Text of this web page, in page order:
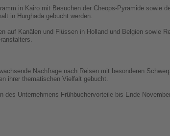
in Kairo mit Besuchen der Cheops-Pyramide sowie
in Hurghada gebucht werden.
auf Kanälen und Flüssen in Holland und Belgien sowie
Nachfrage nach Reisen mit besonderen
ihrer thematischen Vielfalt gebucht.
des Unternehmens Frühbuchervorteile bis Ende